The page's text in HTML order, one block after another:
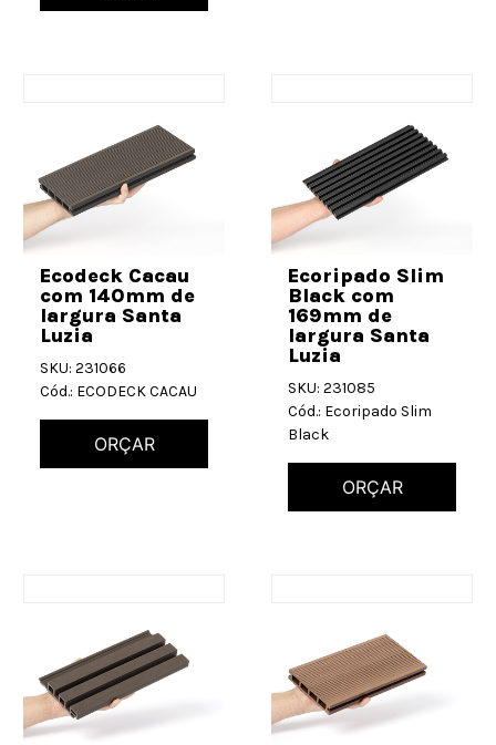
Ecodeck Cacau
com 140mm de
largura Santa
Luzia
SKU: 231066
Cód.: ECODECK CACAU
ORÇAR
Ecoripado Slim
Black com
169mm de
largura Santa
Luzia
SKU: 231085
Cód.: Ecoripado Slim
Black
ORÇAR